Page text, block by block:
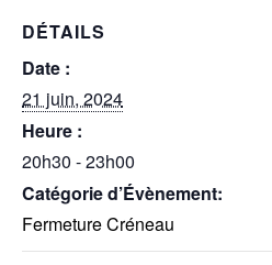
DÉTAILS
Date :
21 juin, 2024
Heure :
20h30 - 23h00
Catégorie d’Évènement:
Fermeture Créneau